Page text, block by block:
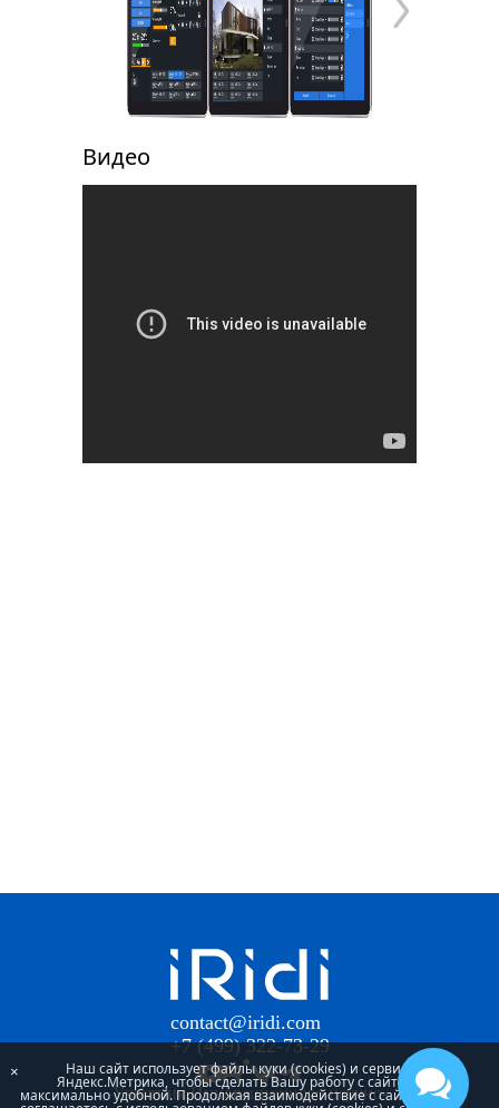
Видео
contact@iridi.com
+7 (499) 322-73-29
Участник Инновационного научно-
× Наш сайт использует файлы куки (cookies) и сервис
Яндекс.Метрика, чтобы сделать Вашу работу с сайтом
максимально удобной. Продолжая взаимодействие с сайтом, Вы